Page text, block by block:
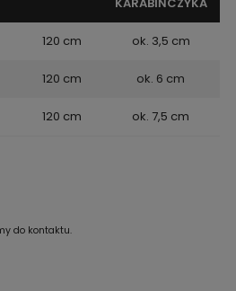
120 cm ok. 3,5 cm
120 cm ok. 6 cm
120 cm ok. 7,5 cm
do kontaktu.